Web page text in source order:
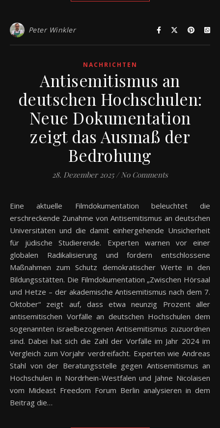
Peter Winkler
NACHRICHTEN
Antisemitismus an
deutschen Hochschulen:
Neue Dokumentation
zeigt das Ausmaß der
Bedrohung
28. Dezember 2025 / No Comments
Eine aktuelle Filmdokumentation beleuchtet die
erschreckende Zunahme von Antisemitismus an deutschen
Universitäten und die damit einhergehende Unsicherheit
für jüdische Studierende. Experten warnen vor einer
globalen Radikalisierung und fordern entschlossene
Maßnahmen zum Schutz demokratischer Werte in den
Bildungsstätten. Die Filmdokumentation „Zwischen Hörsaal
und Hetze – der akademische Antisemitismus nach dem 7.
Oktober“ zeigt auf, dass etwa neunzig Prozent aller
antisemitischen Vorfälle an deutschen Hochschulen dem
sogenannten israelbezogenen Antisemitismus zuzuordnen
sind. Dabei hat sich die Zahl der Vorfälle im Jahr 2024 im
Vergleich zum Vorjahr verdreifacht. Experten wie Andreas
Stahl von der Beratungsstelle gegen Antisemitismus an
Hochschulen in Nordrhein-Westfalen und Jahne Nicolaisen
vom Mideast Freedom Forum Berlin analysieren in dem
Beitrag die…